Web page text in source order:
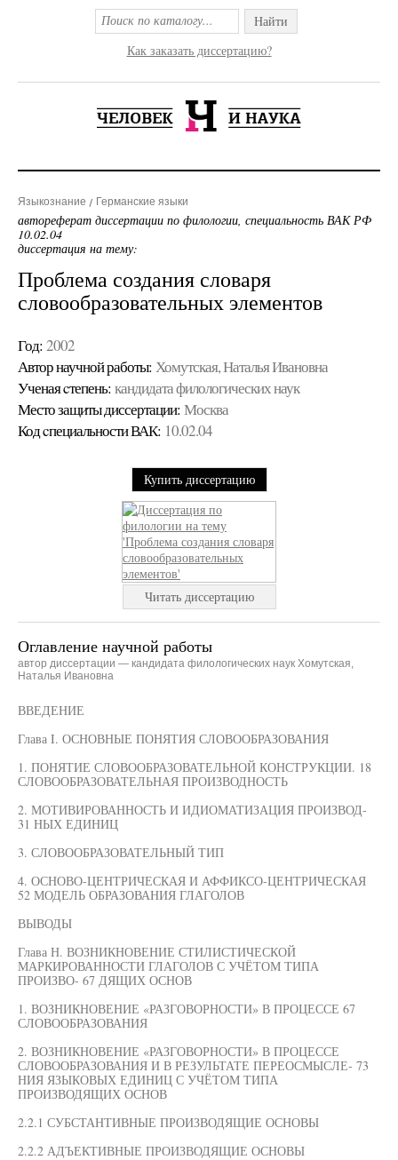
Найти
Как заказать диссертацию?
Языкознание Германские языки
автореферат диссертации по филологии, специальность ВАК РФ
10.02.04
диссертация на тему:
Проблема создания словаря
словообразовательных элементов
Год: 2002
Автор научной работы: Хомутская, Наталья Ивановна
Ученая cтепень: кандидата филологических наук
Место защиты диссертации: Москва
Код cпециальности ВАК: 10.02.04
Купить диссертацию
Читать диссертацию
Оглавление научной работы
автор диссертации — кандидата филологических наук Хомутская,
Наталья Ивановна
ВВЕДЕНИЕ
Глава I. ОСНОВНЫЕ ПОНЯТИЯ СЛОВООБРАЗОВАНИЯ
1. ПОНЯТИЕ СЛОВООБРАЗОВАТЕЛЬНОЙ КОНСТРУКЦИИ. 18
СЛОВООБРАЗОВАТЕЛЬНАЯ ПРОИЗВОДНОСТЬ
2. МОТИВИРОВАННОСТЬ И ИДИОМАТИЗАЦИЯ ПРОИЗВОД-
31 НЫХ ЕДИНИЦ
3. СЛОВООБРАЗОВАТЕЛЬНЫЙ ТИП
4. ОСНОВО-ЦЕНТРИЧЕСКАЯ И АФФИКСО-ЦЕНТРИЧЕСКАЯ
52 МОДЕЛЬ ОБРАЗОВАНИЯ ГЛАГОЛОВ
ВЫВОДЫ
Глава Н. ВОЗНИКНОВЕНИЕ СТИЛИСТИЧЕСКОЙ
МАРКИРОВАННОСТИ ГЛАГОЛОВ С УЧЁТОМ ТИПА
ПРОИЗВО- 67 ДЯЩИХ ОСНОВ
1. ВОЗНИКНОВЕНИЕ «РАЗГОВОРНОСТИ» В ПРОЦЕССЕ 67
СЛОВООБРАЗОВАНИЯ
2. ВОЗНИКНОВЕНИЕ «РАЗГОВОРНОСТИ» В ПРОЦЕССЕ
СЛОВООБРАЗОВАНИЯ И В РЕЗУЛЬТАТЕ ПЕРЕОСМЫСЛЕ- 73
НИЯ ЯЗЫКОВЫХ ЕДИНИЦ С УЧЁТОМ ТИПА
ПРОИЗВОДЯЩИХ ОСНОВ
2.2.1 СУБСТАНТИВНЫЕ ПРОИЗВОДЯЩИЕ ОСНОВЫ
2.2.2 АДЪЕКТИВНЫЕ ПРОИЗВОДЯЩИЕ ОСНОВЫ